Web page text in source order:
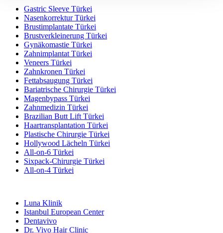
Gastric Sleeve Türkei
Nasenkorrektur Türkei
Brustimplantate Türkei
Brustverkleinerung Türkei
Gynäkomastie Türkei
Zahnimplantat Türkei
Veneers Türkei
Zahnkronen Türkei
Fettabsaugung Türkei
Bariatrische Chirurgie Türkei
Magenbypass Türkei
Zahnmedizin Türkei
Brazilian Butt Lift Türkei
Haartransplantation Türkei
Plastische Chirurgie Türkei
Hollywood Lächeln Türkei
All-on-6 Türkei
Sixpack-Chirurgie Türkei
All-on-4 Türkei
Luna Klinik
Istanbul European Center
Dentavivo
Dr. Vivo Hair Clinic